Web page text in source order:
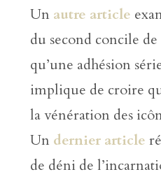
Un autre article
du second concile
qu’une adhésion
implique de croire
la vénération des
Un dernier article
de déni de